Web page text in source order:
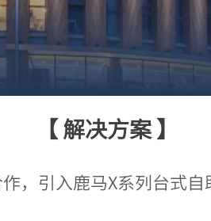
【 解决方案 】
，引入鹿马X系列台式自